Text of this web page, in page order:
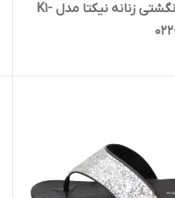
دمپایی لاانگشتی زنانه نیکتا مدل K1-